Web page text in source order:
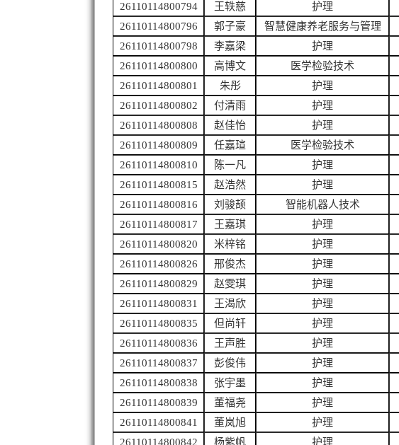
26110114800794
王轶慈 护理
26110114800796
郭子豪 智慧健康养老服务与管理
26110114800798
李嘉梁 护理
26110114800800
高博文 医学检验技术
26110114800801
朱彤 护理
26110114800802
付清雨 护理
26110114800808
赵佳怡 护理
26110114800809
任嘉瑄 医学检验技术
26110114800810
陈一凡 护理
26110114800815
赵浩然 护理
26110114800816
刘骏颉 智能机器人技术
26110114800817
王嘉琪 护理
26110114800820
米梓铭 护理
26110114800826
邢俊杰 护理
26110114800829
赵雯琪 护理
26110114800831
王渴欣 护理
26110114800835
但尚轩 护理
26110114800836
王声胜 护理
26110114800837
彭俊伟 护理
26110114800838
张宇墨 护理
26110114800839
董福尧 护理
26110114800841
董岚旭 护理
26110114800842
杨紫帆 护理